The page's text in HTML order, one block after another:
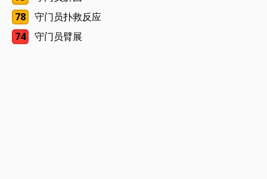
78
守门员扑救反应
74
守门员臂展